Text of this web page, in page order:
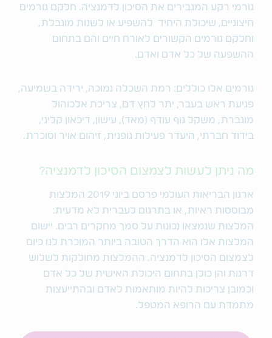
גורמי רקע המגבירים את הסיכון לדמנציה. חלקם גורמים
חיצוניים, שיכולת היחיד להשפיע או לשנות מוגבלת,
וחלקם גורמים הקשורים לאורח חיים והם בתחום
ההשפעה של כל אדם ואדם.
גורמים אלו כוללים: רמת השכלה נמוכה, ירידה בשמיעה,
פגיעת ראש בעבר, יתר לחץ דם, צריכת אלכוהול
מוגברת, משקל גוף עודף (מאד), עישון, דיכאון קליני,
בידוד חברתי, היעדר פעילות גופנית, זיהום אויר וסוכרת.
מה ניתן לעשות לצמצום הסיכון לדמנציה?
ארגון הבריאות העולמי פרסם ביוני 2019 המלצות
מבוססות ראיות, או בתרגום לעברית לא מדעית:
המלצות שנמצאו נכונות על סמך מחקרים רבים. יישום
המלצות אלו הוא הדרך הטובה ביותר המוכרת לנו כיום
לצמצום הסיכון לדמנציה. ההמלצות מחולקות לשלוש
דרגות והן כולן בתחום היכולת האישית של כל אדם
וכמובן צריכות להיות מותאמות לאדם ובהתייעצות
מתמדת עם הרופא המטפל.